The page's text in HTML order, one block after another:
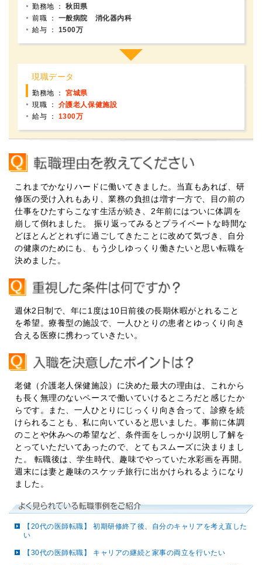
医師の求人・転職Q&A
知りたい・聞きたい
転職成功事例
医師の転職マニュアル
データで見る医師の平均年収
医師に役立つ取材記事
大学医局紹介
勤務地 ：秋田県
前職 ： 一般病院 消化器内科
給与 ： 1500万
勤務地 ：宮城県
現職 ： 介護老人保健施設
給与 ： 1300万
これまでかなりハードに働いてきました。当直もあれば、研
修医の受け入れもあり、業務の負担は増す一方で、目の前の
仕事をひたすらこなす生活が続き、2年前にはついに体調を
崩して倒れました。 振り返ってみるとプライベートな時間な
どほとんどとれずに過ごしてきたことに改めて気づき、自分
の健康のためにも、もう少しゆっくり働きたいと思い転職を
決めました。
週休2日制で、年に1度は10日前後の長期休暇がとれること
を希望。療養型の施設で、一人ひとりの患者とゆっくり向き
合える医療に携わっていきたい。
老健（介護老人保健施設）に決めた最大の理由は、これから
も長く無理のないペースで働いていけるところだと感じたか
らです。また、一人ひとりにじっくり向き合って、診療を続
けられることも、私に向いていると思いました。事前に体調
のことや休みへの希望など、条件面をしっかり説明し了解を
とっていただいてあったので、とてもスムーズに決まりまし
た。 転職後は、学生時代、趣味でやっていた水彩画を再開。
週末には妻と趣味のスケッチ旅行に出かけられるようになり
ました。
【20代の医師転職】 初期研修終了後、自分のキャリアを考え直した
い
【30代の医師転職】 キャリアの継続と家事の両立を行いたい